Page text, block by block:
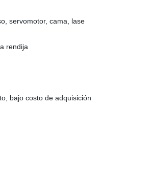
servomotor, cama, lase
rendija
bajo costo de adquisición